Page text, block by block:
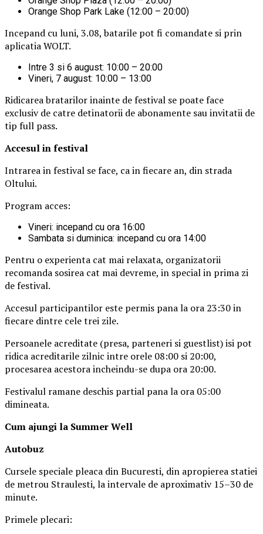
Orange Shop Park Lake (12:00 – 20:00)
Incepand cu luni, 3.08, batarile pot fi comandate si prin
aplicatia WOLT.
Intre 3 si 6 august: 10:00 – 20:00
Vineri, 7 august: 10:00 – 13:00
Ridicarea bratarilor inainte de festival se poate face
exclusiv de catre detinatorii de abonamente sau invitatii de
tip full pass.
Accesul in festival
Intrarea in festival se face, ca in fiecare an, din strada
Oltului.
Program acces:
Vineri: incepand cu ora 16:00
Sambata si duminica: incepand cu ora 14:00
Pentru o experienta cat mai relaxata, organizatorii
recomanda sosirea cat mai devreme, in special in prima zi
de festival.
Accesul participantilor este permis pana la ora 23:30 in
fiecare dintre cele trei zile.
Persoanele acreditate (presa, parteneri si guestlist) isi pot
ridica acreditarile zilnic intre orele 08:00 si 20:00,
procesarea acestora incheindu-se dupa ora 20:00.
Festivalul ramane deschis partial pana la ora 05:00
dimineata.
Cum ajungi la Summer Well
Autobuz
Cursele speciale pleaca din Bucuresti, din apropierea statiei
de metrou Straulesti, la intervale de aproximativ 15–30 de
minute.
Primele plecari: